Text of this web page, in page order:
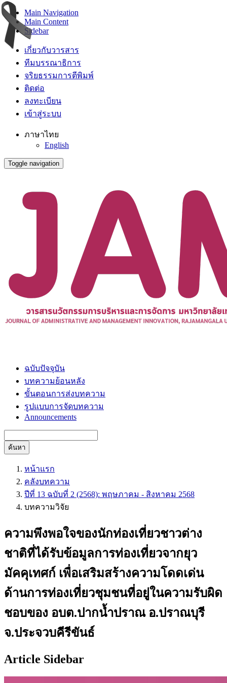
Main Navigation
Main Content
Sidebar
เกี่ยวกับวารสาร
ทีมบรรณาธิการ
จริยธรรมการตีพิมพ์
ติดต่อ
ลงทะเบียน
เข้าสู่ระบบ
ภาษาไทย
English
Toggle navigation
ฉบับปัจจุบัน
บทความย้อนหลัง
ขั้นตอนการส่งบทความ
รูปแบบการจัดบทความ
Announcements
ค้นหา
หน้าแรก
คลังบทความ
ปีที่ 13 ฉบับที่ 2 (2568): พฤษภาคม - สิงหาคม 2568
บทความวิจัย
ความพึงพอใจของนักท่องเที่ยวชาวต่าง
ชาติที่ได้รับข้อมูลการท่องเที่ยวจากยุว
มัคคุเทศก์ เพื่อเสริมสร้างความโดดเด่น
ด้านการท่องเที่ยวชุมชนที่อยู่ในความรับผิด
ชอบของ อบต.ปากน้ำปราณ อ.ปราณบุรี
จ.ประจวบคีรีขันธ์
Article Sidebar